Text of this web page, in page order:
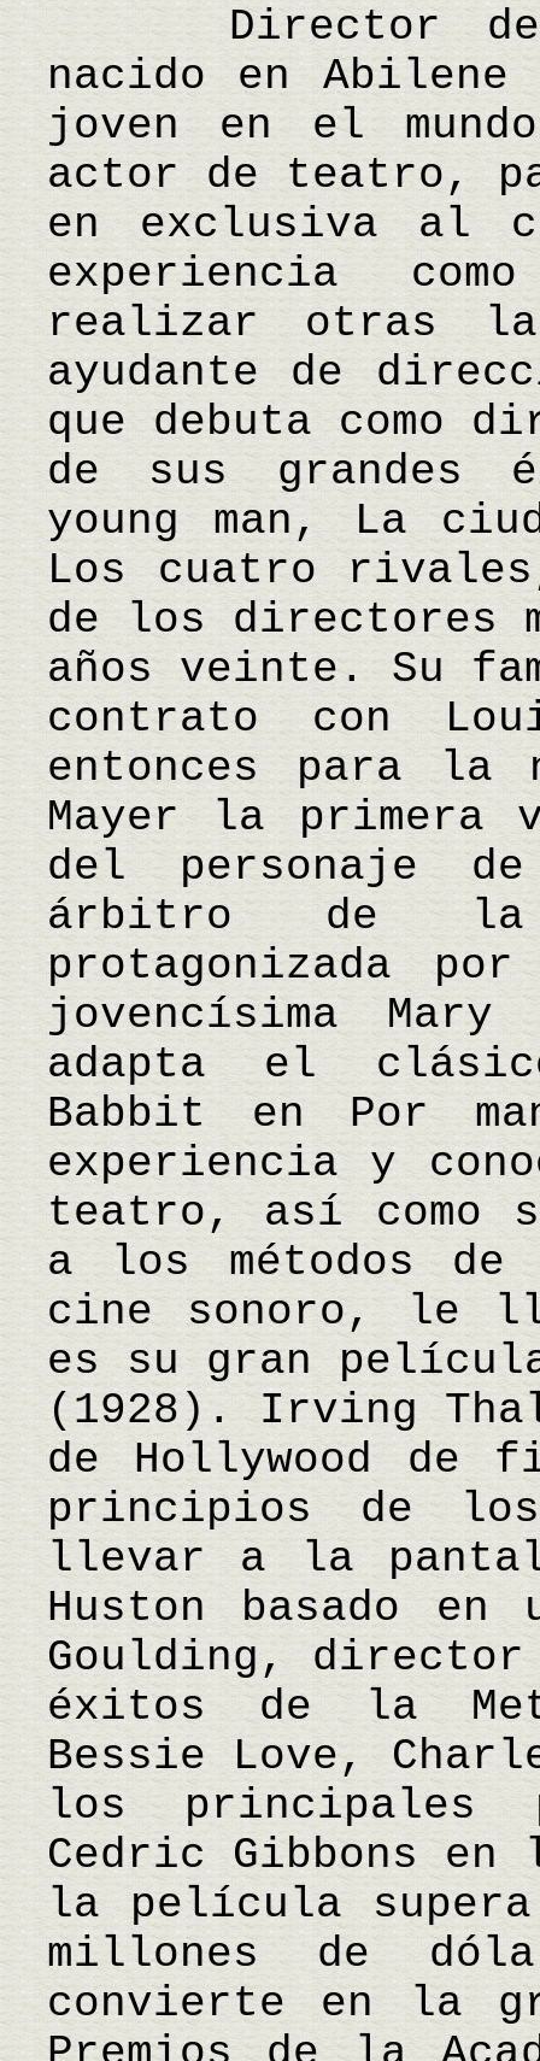
Director de
nacido en Abilene
joven en el
actor de teatro,
en exclusiva al
experiencia
realizar otras
ayudante de
que debuta como
de sus grandes
young man, La
Los cuatro
de los directores
años veinte. Su
contrato con
entonces para la
Mayer la primera
del personaje
árbitro de la
protagonizada
jovencísima Mary
adapta el
Babbit en Por
experiencia y
teatro, así como
a los métodos
cine sonoro, le
es su gran
(1928). Irving
de Hollywood de
principios de
llevar a la
Huston basado en
Goulding,
éxitos de la
Bessie Love,
los principales
Cedric Gibbons
la película
millones de
convierte en la